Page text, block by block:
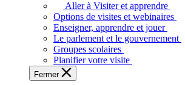
voir,
apprendre
et
à
Aller à Visiter et apprendre
Options de visites et webinaires
Enseigner, apprendre et jouer
Le parlement et le gouvernement
Groupes scolaires
Planifier votre visite
Fermer